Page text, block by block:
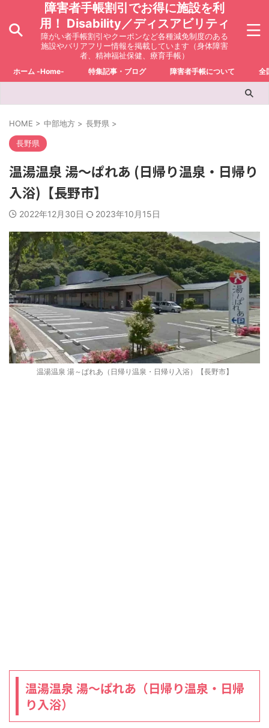
障害者手帳割引でお得に施設を利
用！ Disability／ディスアビリティ
障がい者手帳割引やクーポンなど各種減免制度のある
施設やバリアフリー情報を掲載しています（身体障害
者、精神福祉保健、療育手帳）
ホーム -Home- 特集記事・ブログ 障害者手帳について 全
HOME > 中部地方 > 長野県 >
長野県
温湯温泉 湯～ぱれあ (日帰り温泉・日帰り
入浴)【長野市】
2022年12月30日 2023年10月15日
温湯温泉 湯～ぱれあ（日帰り温泉・日帰り入浴）【長野市】
温湯温泉 湯～ぱれあ（日帰り温泉・日帰
り入浴）